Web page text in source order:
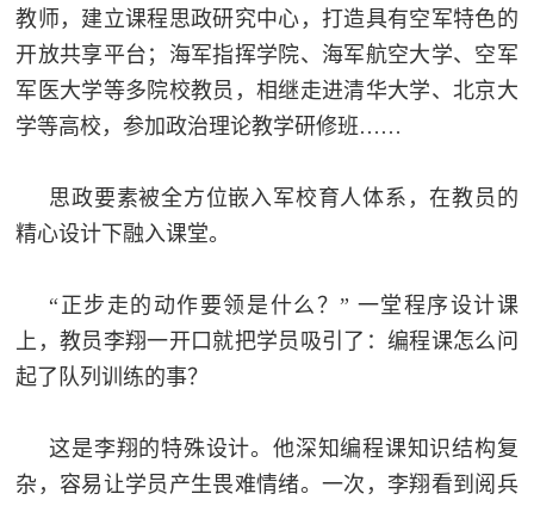
教师，建立课程思政研究中心，打造具有空军特色的
开放共享平台；海军指挥学院、海军航空大学、空军
军医大学等多院校教员，相继走进清华大学、北京大
学等高校，参加政治理论教学研修班……
思政要素被全方位嵌入军校育人体系，在教员的
精心设计下融入课堂。
“正步走的动作要领是什么？” 一堂程序设计课
上，教员李翔一开口就把学员吸引了：编程课怎么问
起了队列训练的事？
这是李翔的特殊设计。他深知编程课知识结构复
杂，容易让学员产生畏难情绪。一次，李翔看到阅兵